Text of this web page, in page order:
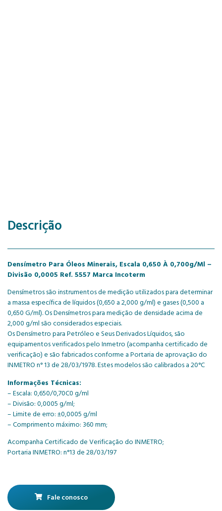
Descrição
Densímetro Para Óleos Minerais, Escala 0,650 À 0,700g/Ml –
Divisão 0,0005 Ref. 5557 Marca Incoterm
Densímetros são instrumentos de medição utilizados para determinar
a massa específica de líquidos (0,650 a 2,000 g/ml) e gases (0,500 a
0,650 G/ml). Os Densímetros para medição de densidade acima de
2,000 g/ml são considerados especiais.
Os Densímetro para Petróleo e Seus Derivados Líquidos, são
equipamentos verificados pelo Inmetro (acompanha certificado de
verificação) e são fabricados conforme a Portaria de aprovação do
INMETRO n° 13 de 28/03/1978. Estes modelos são calibrados a 20°C
Informações Técnicas:
– Escala: 0,650/0,70C0 g/ml
– Divisão: 0,0005 g/ml;
– Limite de erro: ±0,0005 g/ml
– Comprimento máximo: 360 mm;
Acompanha Certificado de Verificação do INMETRO;
Portaria INMETRO: n°13 de 28/03/197
Fale conosco